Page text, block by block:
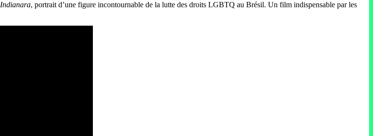
Indianara, portrait d’une figure incontournable de la lutte des droits LGBTQ au Brésil. Un film indispensable par les